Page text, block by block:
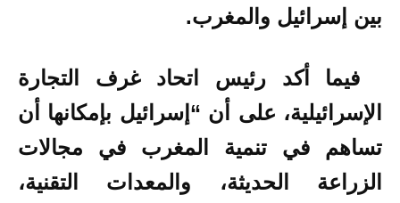
بين إسرائيل والمغرب.
فيما أكد رئيس اتحاد غرف التجارة
الإسرائيلية، على أن “إسرائيل بإمكانها أن
تساهم في تنمية المغرب في مجالات
الزراعة الحديثة، والمعدات التقنية،